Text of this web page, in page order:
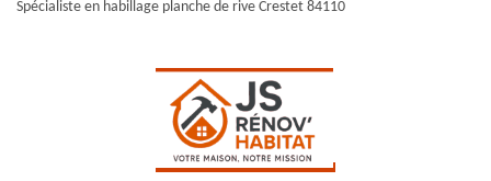
Spécialiste en habillage planche de rive Crestet 84110